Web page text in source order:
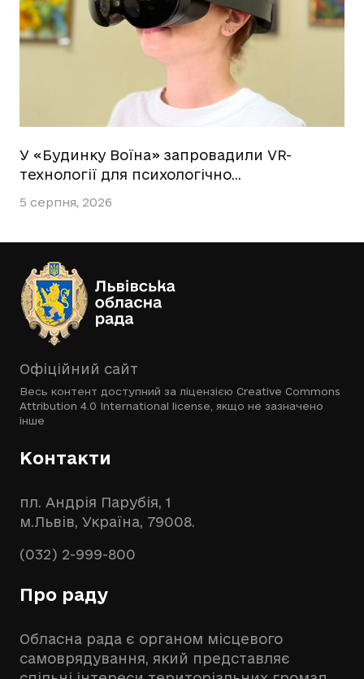
У «Будинку Воїна» запровадили VR-
технології для психологічно…
5 серпня, 2026
Офіційний сайт
Весь контент доступний за ліцензією Creative Commons
Attribution 4.0 International license , якщо не зазначено
інше
Контакти
пл. Андрія Парубія, 1
м.Львів, Україна, 79008.
(032) 2-999-800
Про раду
Обласна рада є органом місцевого
самоврядування, який представляє